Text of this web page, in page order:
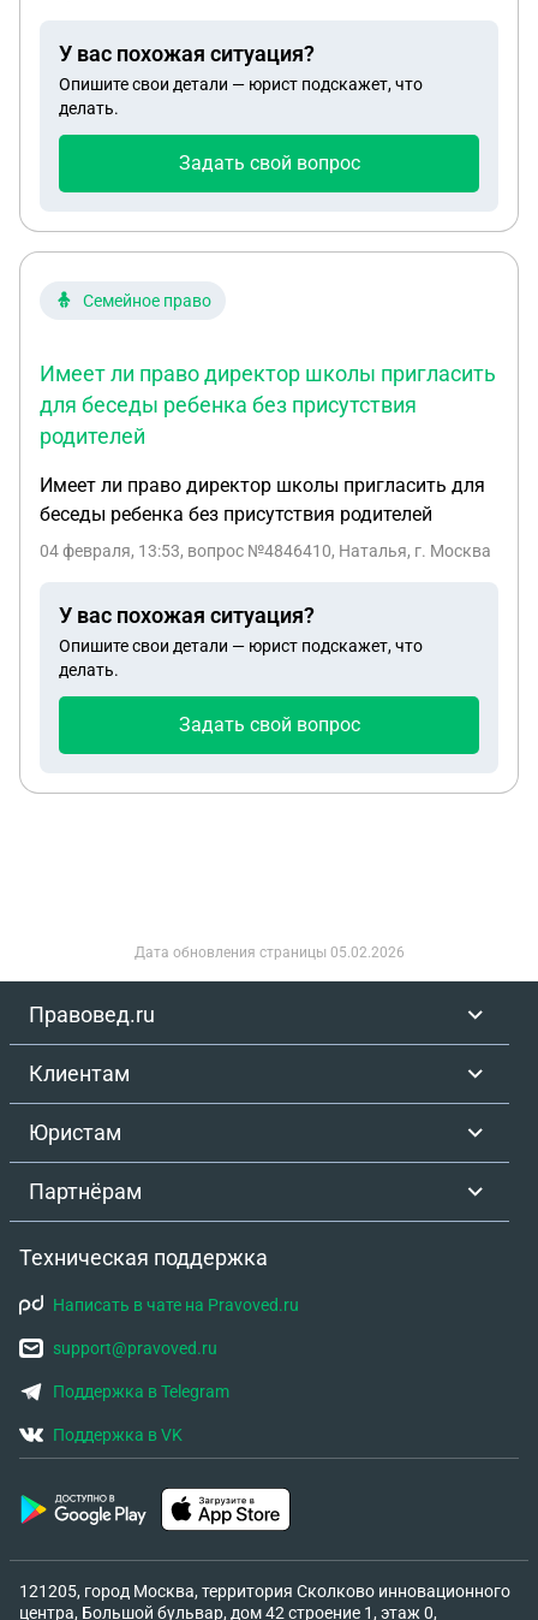
У вас похожая ситуация?
Опишите свои детали — юрист подскажет, что
делать.
Задать свой вопрос
Семейное право
Имеет ли право директор школы пригласить
для беседы ребенка без присутствия
родителей
Имеет ли право директор школы пригласить для
беседы ребенка без присутствия родителей
04 февраля, 13:53, вопрос №4846410, Наталья, г. Москва
У вас похожая ситуация?
Опишите свои детали — юрист подскажет, что
делать.
Задать свой вопрос
Дата обновления страницы 05.02.2026
Правовед.ru
Клиентам
Юристам
Партнёрам
Техническая поддержка
Написать в чате на Pravoved.ru
support@pravoved.ru
Поддержка в Telegram
Поддержка в VK
121205, город Москва, территория Сколково инновационного
центра, Большой бульвар, дом 42 строение 1, этаж 0,